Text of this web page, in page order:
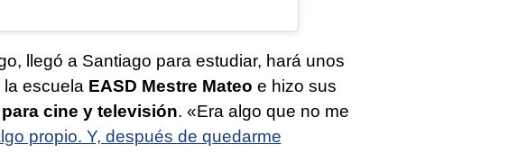
llegó a Santiago para estudiar, hará unos
escuelaEASD Mestre Mateo e hizo sus
cine y televisión. «Era algo que no me
propio. Y, después de quedarme